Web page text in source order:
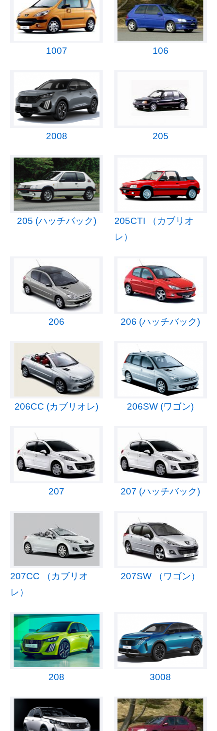
1007 106
2008 205
205 (ハッチバック)
205CTI （カブリオ
レ）
206 206 (ハッチバック)
206CC (カブリオレ) 206SW (ワゴン)
207 207 (ハッチバック)
207CC （カブリオ
レ）
207SW （ワゴン）
208 3008